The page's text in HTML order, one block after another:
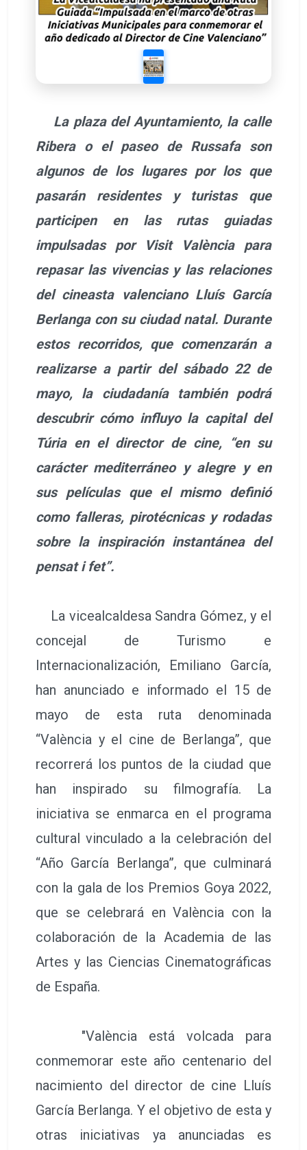
La plaza del Ayuntamiento, la calle
Ribera o el paseo de Russafa son
algunos de los lugares por los que
pasarán residentes y turistas que
participen en las rutas guiadas
impulsadas por Visit València para
repasar las vivencias y las relaciones
del cineasta valenciano Lluís García
Berlanga con su ciudad natal. Durante
estos recorridos, que comenzarán a
realizarse a partir del sábado 22 de
mayo, la ciudadanía también podrá
descubrir cómo influyo la capital del
Túria en el director de cine, “en su
carácter mediterráneo y alegre y en
sus películas que el mismo definió
como falleras, pirotécnicas y rodadas
sobre la inspiración instantánea del
pensat i fet”.
La vicealcaldesa Sandra Gómez, y el
concejal de Turismo e
Internacionalización, Emiliano García,
han anunciado e informado el 15 de
mayo de esta ruta denominada
“València y el cine de Berlanga”, que
recorrerá los puntos de la ciudad que
han inspirado su filmografía. La
iniciativa se enmarca en el programa
cultural vinculado a la celebración del
“Año García Berlanga”, que culminará
con la gala de los Premios Goya 2022,
que se celebrará en València con la
colaboración de la Academia de las
Artes y las Ciencias Cinematográficas
de España.
"València está volcada para
conmemorar este año centenario del
nacimiento del director de cine Lluís
García Berlanga. Y el objetivo de esta y
otras iniciativas ya anunciadas es